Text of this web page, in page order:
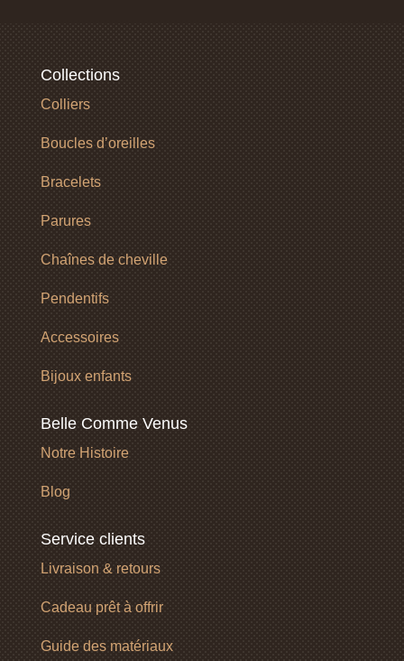
Collections
Colliers
Boucles d’oreilles
Bracelets
Parures
Chaînes de cheville
Pendentifs
Accessoires
Bijoux enfants
Belle Comme Venus
Notre Histoire
Blog
Service clients
Livraison & retours
Cadeau prêt à offrir
Guide des matériaux